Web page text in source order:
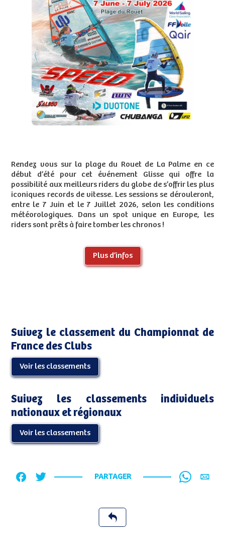
Rendez vous sur la plage du Rouet de La Palme en ce
début d’été pour cet événement Glisse qui offre la
possibilité aux meilleurs riders du globe de s’offrir les plus
iconiques records de vitesse. Les sessions se dérouleront,
entre le 7 Juin et le 7 Juillet 2026, selon les conditions
météorologiques. Dans un spot unique en Europe, les
riders sont prêts à faire tomber les chronos !
Plus d’infos
Suivez le classement du Championnat de
France des Clubs
Voir les classements
Suivez les classements individuels
nationaux et régionaux
Voir les classements
PARTAGER